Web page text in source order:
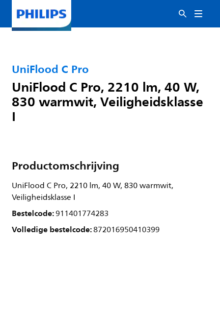
UniFlood C Pro
UniFlood C Pro, 2210 lm, 40 W,
830 warmwit, Veiligheidsklasse
I
Productomschrijving
UniFlood C Pro, 2210 lm, 40 W, 830 warmwit,
Veiligheidsklasse I
Bestelcode:911401774283
Volledige bestelcode:872016950410399